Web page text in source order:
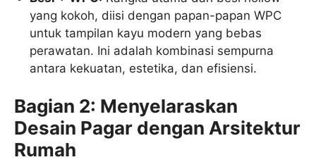
yang kokoh, diisi dengan papan-papan WPC
untuk tampilan kayu modern yang bebas
perawatan. Ini adalah kombinasi sempurna
antara kekuatan, estetika, dan efisiensi.
Bagian 2: Menyelaraskan
Desain Pagar dengan Arsitektur
Rumah